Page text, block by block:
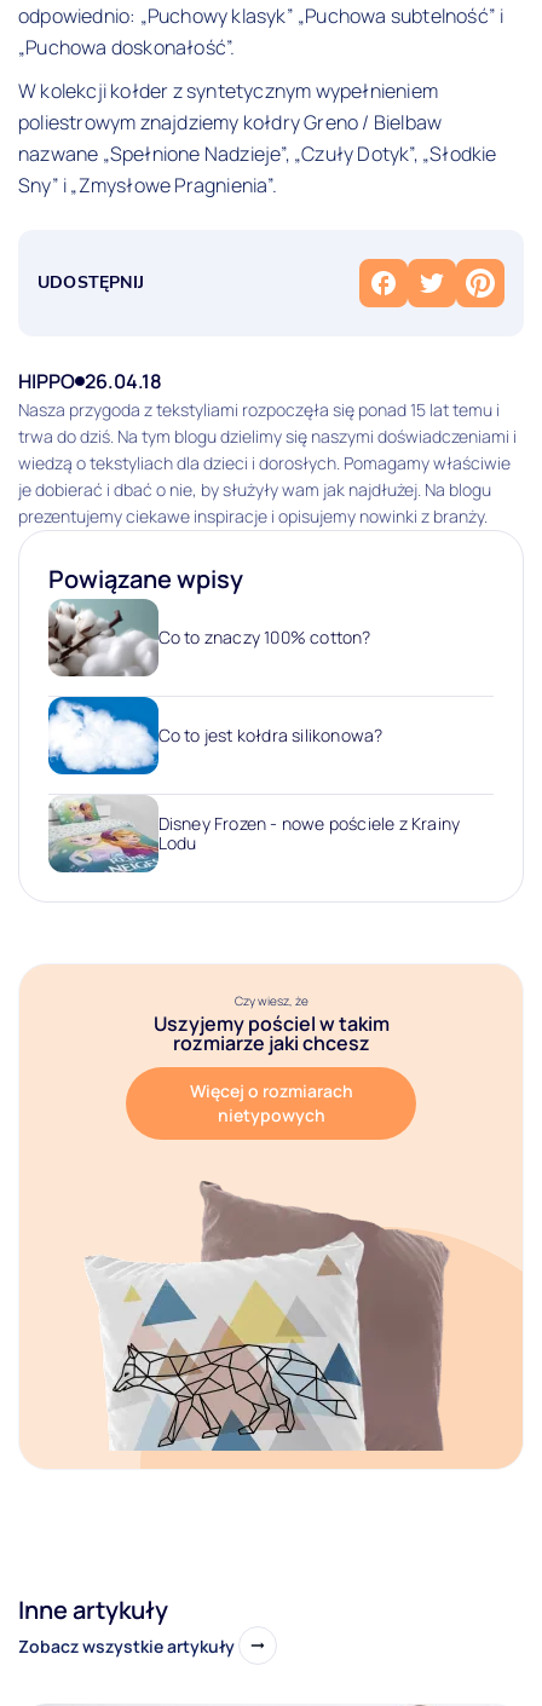
odpowiednio: „Puchowy klasyk” „Puchowa subtelność” i
„Puchowa doskonałość”.
W kolekcji kołder z syntetycznym wypełnieniem
poliestrowym znajdziemy kołdry Greno / Bielbaw
nazwane „Spełnione Nadzieje”, „Czuły Dotyk”, „Słodkie
Sny” i „Zmysłowe Pragnienia”.
UDOSTĘPNIJ
HIPPO 26.04.18
Nasza przygoda z tekstyliami rozpoczęła się ponad 15 lat temu i
trwa do dziś. Na tym blogu dzielimy się naszymi doświadczeniami i
wiedzą o tekstyliach dla dzieci i dorosłych. Pomagamy właściwie
je dobierać i dbać o nie, by służyły wam jak najdłużej. Na blogu
prezentujemy ciekawe inspiracje i opisujemy nowinki z branży.
Powiązane wpisy
Co to znaczy 100% cotton?
Co to jest kołdra silikonowa?
Disney Frozen - nowe pościele z Krainy
Lodu
Czy wiesz, że
Uszyjemy pościel w takim
rozmiarze jaki chcesz
Więcej o rozmiarach
nietypowych
Inne artykuły
Zobacz wszystkie artykuły